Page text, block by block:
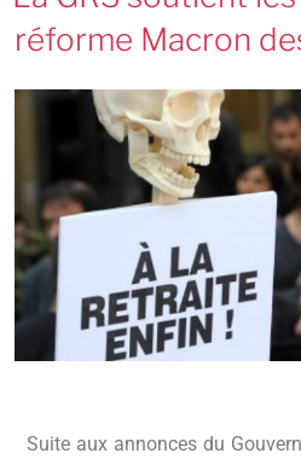
réforme Macron
Suite aux annonces du